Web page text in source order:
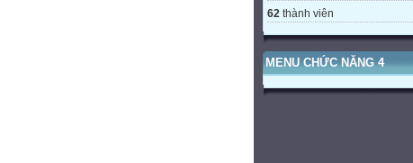
62 thành viên
MENU CHỨC NĂNG 4